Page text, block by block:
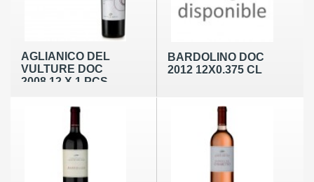
AGLIANICO DEL
VULTURE DOC
2008 12 X 1 PCS
BARDOLINO DOC
2012 12X0.375 CL